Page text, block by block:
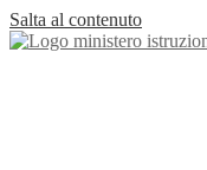
Salta al contenuto